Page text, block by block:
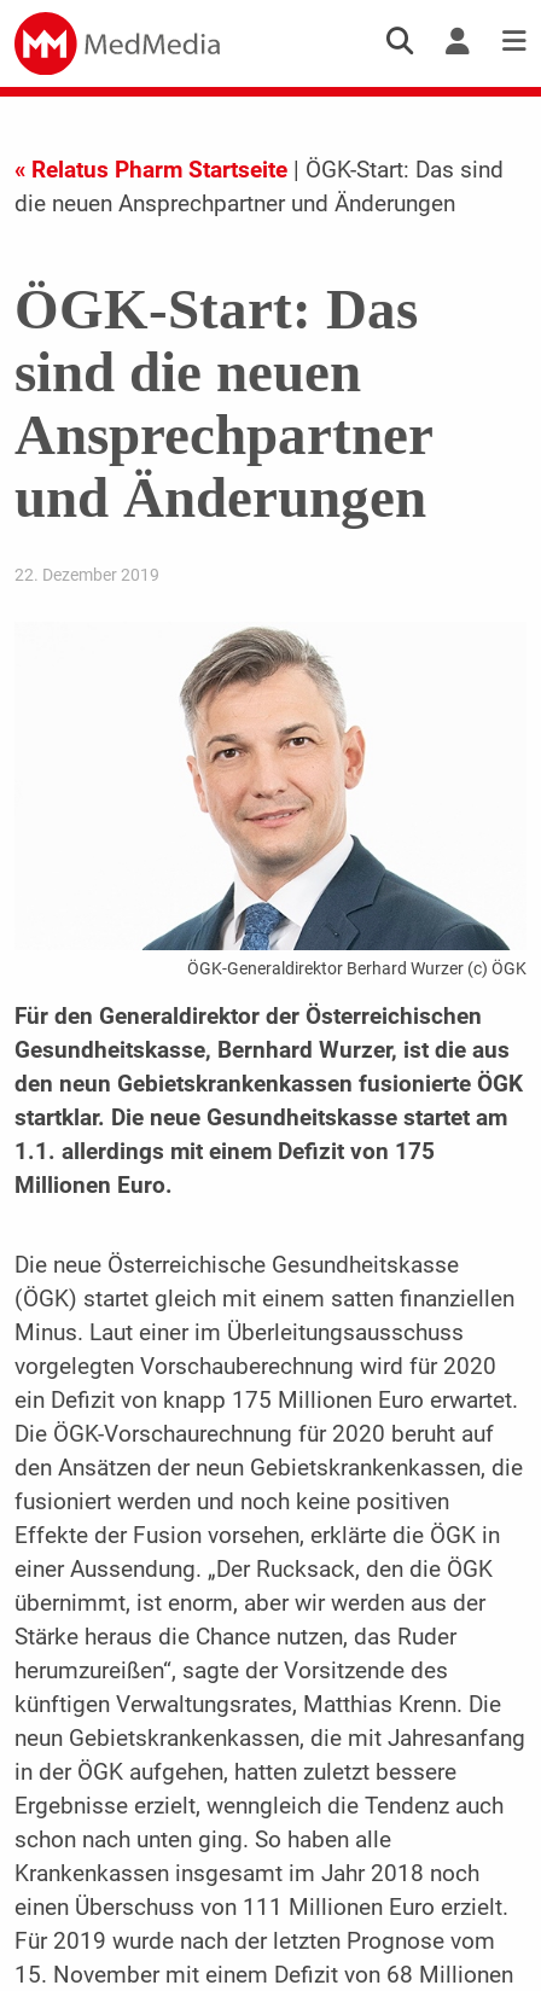
« Relatus Pharm Startseite| ÖGK-Start: Das sind
die neuen Ansprechpartner und Änderungen
ÖGK-Start: Das
sind die neuen
Ansprechpartner
und Änderungen
22. Dezember 2019
ÖGK-Generaldirektor Berhard Wurzer (c) ÖGK
Für den Generaldirektor der Österreichischen
Gesundheitskasse, Bernhard Wurzer, ist die aus
den neun Gebietskrankenkassen fusionierte ÖGK
startklar. Die neue Gesundheitskasse startet am
1.1. allerdings mit einem Defizit von 175
Millionen Euro.
Die neue Österreichische Gesundheitskasse
(ÖGK) startet gleich mit einem satten finanziellen
Minus. Laut einer im Überleitungsausschuss
vorgelegten Vorschauberechnung wird für 2020
ein Defizit von knapp 175 Millionen Euro erwartet.
Die ÖGK-Vorschaurechnung für 2020 beruht auf
den Ansätzen der neun Gebietskrankenkassen, die
fusioniert werden und noch keine positiven
Effekte der Fusion vorsehen, erklärte die ÖGK in
einer Aussendung. „Der Rucksack, den die ÖGK
übernimmt, ist enorm, aber wir werden aus der
Stärke heraus die Chance nutzen, das Ruder
herumzureißen“, sagte der Vorsitzende des
künftigen Verwaltungsrates, Matthias Krenn. Die
neun Gebietskrankenkassen, die mit Jahresanfang
in der ÖGK aufgehen, hatten zuletzt bessere
Ergebnisse erzielt, wenngleich die Tendenz auch
schon nach unten ging. So haben alle
Krankenkassen insgesamt im Jahr 2018 noch
einen Überschuss von 111 Millionen Euro erzielt.
Für 2019 wurde nach der letzten Prognose vom
15. November mit einem Defizit von 68 Millionen